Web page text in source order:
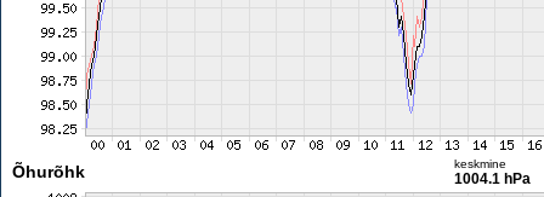
Õhurõhk keskmine
1004.1 hPa